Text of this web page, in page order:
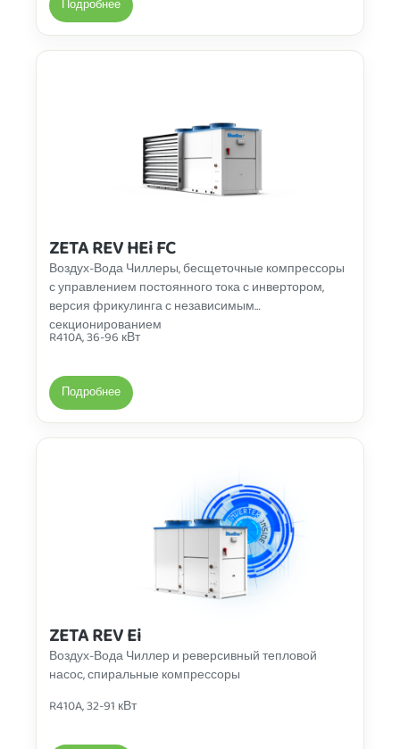
Подробнее
ZETA REV HEi FC
Воздух-Вода Чиллеры, бесщеточные компрессоры
с управлением постоянного тока с инвертором,
версия фрикулинга с независимым
секционированием
R410A, 36-96 кВт
Подробнее
ZETA REV Ei
Воздух-Вода Чиллери реверсивный тепловой
насос, спиральные компрессоры
R410A, 32-91 кВт